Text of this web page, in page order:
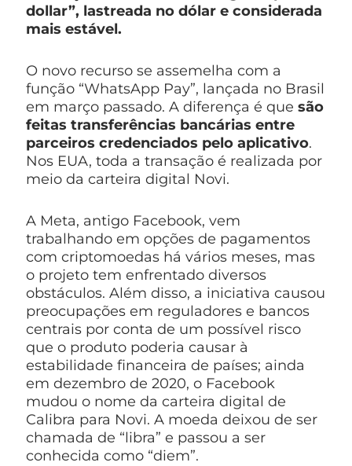
dollar”, lastreada no dólar e considerada
mais estável.
O novo recurso se assemelha com a
função “WhatsApp Pay”, lançada no Brasil
em março passado. A diferença é que são
feitas transferências bancárias entre
parceiros credenciados pelo aplicativo.
Nos EUA, toda a transação é realizada por
meio da carteira digital Novi.
A Meta, antigo Facebook, vem
trabalhando em opções de pagamentos
com criptomoedas há vários meses, mas
o projeto tem enfrentado diversos
obstáculos. Além disso, a iniciativa causou
preocupações em reguladores e bancos
centrais por conta de um possível risco
que o produto poderia causar à
estabilidade financeira de países; ainda
em dezembro de 2020, o Facebook
mudou o nome da carteira digital de
Calibra para Novi. A moeda deixou de ser
chamada de “libra” e passou a ser
conhecida como “diem”.